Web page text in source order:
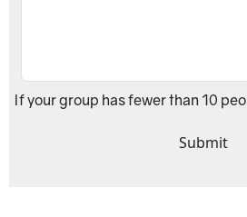
If your group has fewer than 10